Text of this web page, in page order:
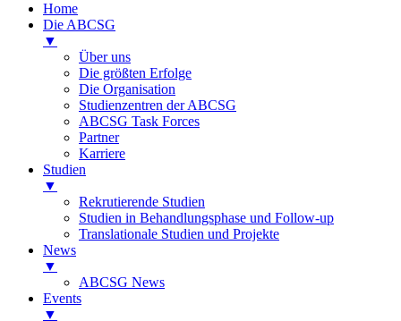
Home
Die ABCSG
▼
Über uns
Die größten Erfolge
Die Organisation
Studienzentren der ABCSG
ABCSG Task Forces
Partner
Karriere
Studien
▼
Rekrutierende Studien
Studien in Behandlungsphase und Follow-up
Translationale Studien und Projekte
News
▼
ABCSG News
Events
▼